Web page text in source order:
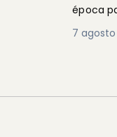
época
7